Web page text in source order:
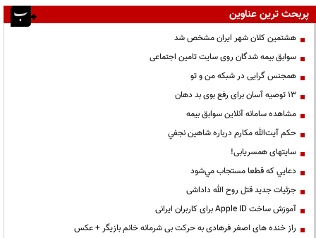
پربحث ترین عناوین
هشتمین کلان شهر ایران مشخص شد
سوابق بیمه شدگان روی سایت تامین اجتماعی
همجنس گرایی در شبکه من و تو
13 توصیه آسان برای رفع بوی بد دهان
مشاهده سامانه آنلاين سوابق بیمه
حكم آيت‌الله مكارم درباره شاهين نجفي
سایتهای همسریابی!
دعايي كه قطعا مستجاب مي‌شود
جزئیات جدید قتل روح الله داداشی
آموزش ساخت Apple ID برای کاربران ایرانی
راز خنده های اصغر فرهادی به حرکت بی شرمانه خانم بازیگر + عکس